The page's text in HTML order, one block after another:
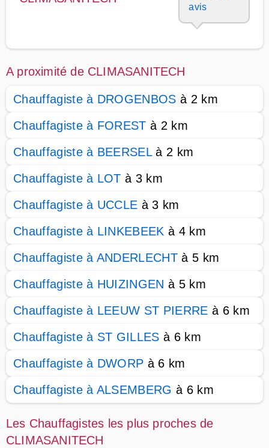
avis
A proximité de CLIMASANITECH
Chauffagiste à DROGENBOS à 2 km
Chauffagiste à FOREST à 2 km
Chauffagiste à BEERSELà 2 km
Chauffagiste à LOT à 3 km
Chauffagiste à UCCLE à 3 km
Chauffagiste à LINKEBEEK à 4 km
Chauffagiste à ANDERLECHT à 5 km
Chauffagiste à HUIZINGEN à 5 km
Chauffagiste à LEEUW ST PIERRE à 6 km
Chauffagiste à ST GILLES à 6 km
Chauffagiste à DWORP à 6 km
Chauffagiste à ALSEMBERG à 6 km
Les Chauffagistes les plus proches de
CLIMASANITECH